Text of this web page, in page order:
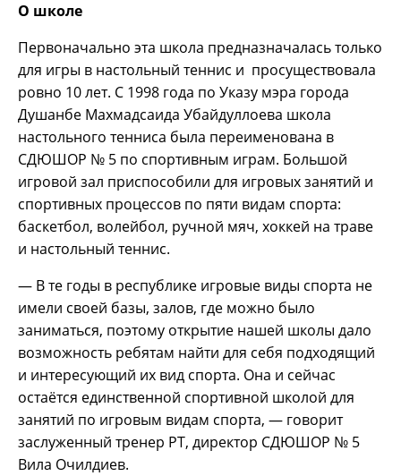
О школе
Первоначально эта школа предназначалась только
для игры в настольный теннис и просуществовала
ровно 10 лет. С 1998 года по Указу мэра города
Душанбе Махмадсаида Убайдуллоева школа
настольного тенниса была переименована в
СДЮШОР № 5 по спортивным играм. Большой
игровой зал приспособили для игровых занятий и
спортивных процессов по пяти видам спорта:
баскетбол, волейбол, ручной мяч, хоккей на траве
и настольный теннис.
— В те годы в республике игровые виды спорта не
имели своей базы, залов, где можно было
заниматься, поэтому открытие нашей школы дало
возможность ребятам найти для себя подходящий
и интересующий их вид спорта. Она и сейчас
остаётся единственной спортивной школой для
занятий по игровым видам спорта, — говорит
заслуженный тренер РТ, директор СДЮШОР № 5
Вила Очилдиев.